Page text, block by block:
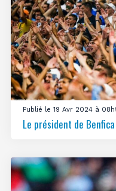
Publié le 19 Avr 2024 à
Le président de